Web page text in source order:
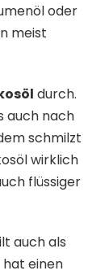
oder
meist
durch.
auch nach
schmilzt
wirklich
flüssiger
auch als
hat einen